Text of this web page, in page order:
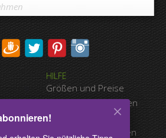
drucken:
Nein
HILFE
Größen und Preise
Zahlungsmöglichkeiten
Versandart
Nutzungsbedingungen